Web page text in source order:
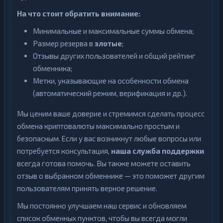
На что стоит обратить внимание:
Минимальные и максимальные суммы обмена;
Размер резерва в злотые;
Отзывы других пользователей и общий рейтинг
обменника;
Метки, указывающие на особенности обмена
(автоматический режим, верификация и др.).
Мы ценим ваше доверие и стремимся сделать процесс
обмена криптовалюты максимально простым и
безопасным. Если у вас возникнут любые вопросы или
потребуется консультация, наша служба поддержки
всегда готова помочь. Вы также можете оставить
отзыв о выбранном обменнике — это поможет другим
пользователям принять верное решение.
Мы постоянно улучшаем наш сервис и обновляем
список обменных пунктов, чтобы вы всегда могли